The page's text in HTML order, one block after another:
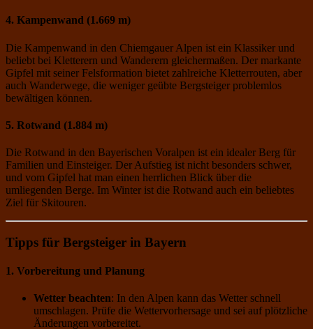
4. Kampenwand (1.669 m)
Die Kampenwand in den Chiemgauer Alpen ist ein Klassiker und
beliebt bei Kletterern und Wanderern gleichermaßen. Der markante
Gipfel mit seiner Felsformation bietet zahlreiche Kletterrouten, aber
auch Wanderwege, die weniger geübte Bergsteiger problemlos
bewältigen können.
5. Rotwand (1.884 m)
Die Rotwand in den Bayerischen Voralpen ist ein idealer Berg für
Familien und Einsteiger. Der Aufstieg ist nicht besonders schwer,
und vom Gipfel hat man einen herrlichen Blick über die
umliegenden Berge. Im Winter ist die Rotwand auch ein beliebtes
Ziel für Skitouren.
Tipps für Bergsteiger in Bayern
1. Vorbereitung und Planung
Wetter beachten: In den Alpen kann das Wetter schnell
umschlagen. Prüfe die Wettervorhersage und sei auf plötzliche
Änderungen vorbereitet.